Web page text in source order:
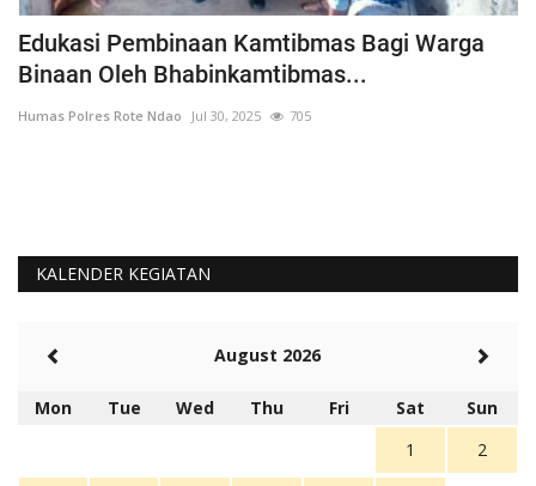
Edukasi Pembinaan Kamtibmas Bagi Warga
Binaan Oleh Bhabinkamtibmas...
Humas Polres Rote Ndao Jul 30, 2025 705
KALENDER KEGIATAN
August 2026
Mon Tue Wed Thu Fri Sat
Sun
1
2